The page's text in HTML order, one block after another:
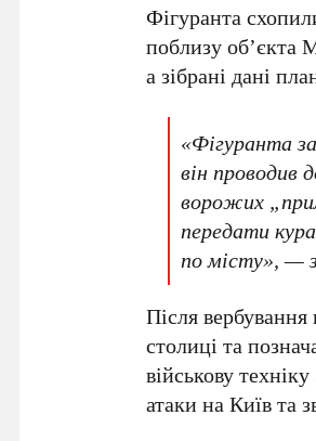
Фігуранта
поблизу об’єкта
а зібрані дані
«Фігуранта
він проводив
ворожих
передати
по місту», —
Після
столиці та
військову техніку
атаки на Київ та